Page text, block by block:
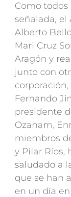
Como todos
señalada, el
Alberto
Mari Cruz
Aragón y
junto con
Fernando
presidente
Ozanam,
miembros
y Pilar Ríos,
saludado a
que se han
en un día